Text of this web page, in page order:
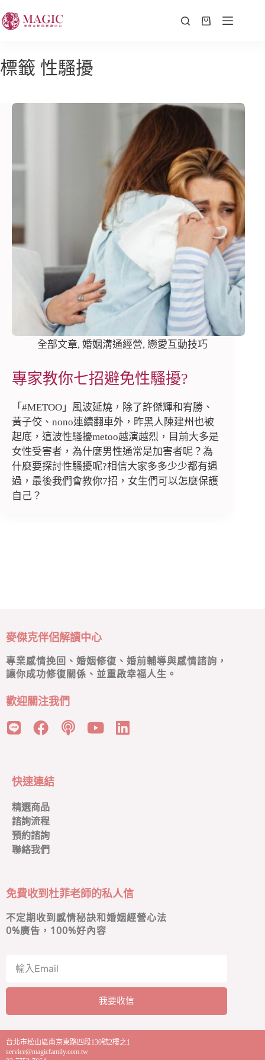
標籤 性騷擾
全部文章, 婚姻溝通經營, 戀愛互動技巧
專家教你七招避免性騷擾?
「#METOO」風波延燒，除了許傑輝和宥勝、
黃子佼、nono連續翻車外，昨黑人陳建州也被
起底，這波性騷擾metoo越演越烈，目前大多是
女性受害者，為什麼男性通常是加害者呢？為
什麼要探討性騷擾呢?相信大家多多少少都有遇
過，最後我們會教你7招，女生們可以怎麼保護
自己？
麥傑克伴侶解讀中心
專業感情挽回、婚姻修復、婚前輔導與感情諮詢，
讓你成功修復關係、並重啟幸福人生。
歡迎關注我們
快速連結
精選商品
諮詢流程
預約諮詢
聯絡我們
免費收到杜菲老師的私人信
不定期收到感情秘訣和婚姻經營心法
0%廣告，100%好內容
我要收信
l
t
e
台北市松山區南京東路四段130號2樓之1
service@magicfamily.com.tw